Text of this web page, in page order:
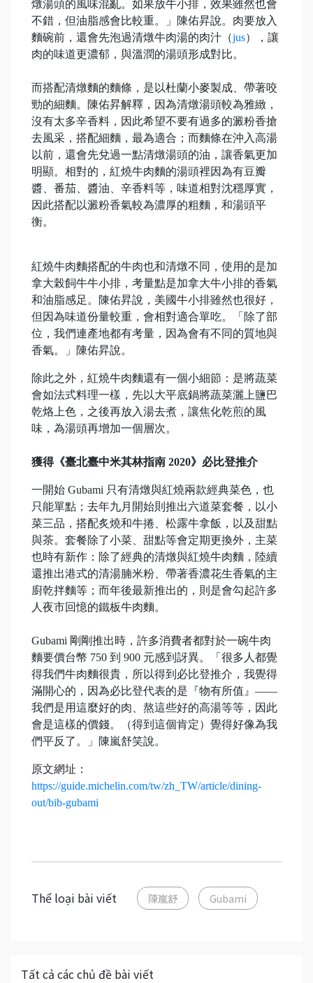
燉湯頭的風味混亂。如果放牛小排，效果雖然也會
不錯，但油脂感會比較重。」陳佑昇說。肉要放入
麵碗前，還會先泡過清燉牛肉湯的肉汁（jus），讓
肉的味道更濃郁，與溫潤的湯頭形成對比。
而搭配清燉麵的麵條，是以杜蘭小麥製成、帶著咬
勁的細麵。陳佑昇解釋，因為清燉湯頭較為雅緻，
沒有太多辛香料，因此希望不要有過多的澱粉香搶
去風采，搭配細麵，最為適合；而麵條在沖入高湯
以前，還會先兌過一點清燉湯頭的油，讓香氣更加
明顯。相對的，紅燒牛肉麵的湯頭裡因為有豆瓣
醬、番茄、醬油、辛香料等，味道相對沈穩厚實，
因此搭配以澱粉香氣較為濃厚的粗麵，和湯頭平
衡。
紅燒牛肉麵搭配的牛肉也和清燉不同，使用的是加
拿大榖飼牛牛小排，考量點是加拿大牛小排的香氣
和油脂感足。陳佑昇說，美國牛小排雖然也很好，
但因為味道份量較重，會相對適合單吃。「除了部
位，我們連產地都有考量，因為會有不同的質地與
香氣。」陳佑昇說。
除此之外，紅燒牛肉麵還有一個小細節：是將蔬菜
會如法式料理一樣，先以大平底鍋將蔬菜灑上鹽巴
乾烙上色，之後再放入湯去煮，讓焦化乾煎的風
味，為湯頭再增加一個層次。
獲得《臺北臺中米其林指南 2020》必比登推介
一開始 Gubami 只有清燉與紅燒兩款經典菜色，也
只能單點；去年九月開始則推出六道菜套餐，以小
菜三品，搭配炙燒和牛捲、松露牛拿飯，以及甜點
與茶。套餐除了小菜、甜點等會定期更換外，主菜
也時有新作：除了經典的清燉與紅燒牛肉麵，陸續
還推出港式的清湯腩米粉、帶著香濃花生香氣的主
廚乾拌麵等；而年後最新推出的，則是會勾起許多
人夜市回憶的鐵板牛肉麵。
Gubami 剛剛推出時，許多消費者都對於一碗牛肉
麵要價台幣 750 到 900 元感到訝異。「很多人都覺
得我們牛肉麵很貴，所以得到必比登推介，我覺得
滿開心的，因為必比登代表的是『物有所值』——
我們是用這麼好的肉、熬這些好的高湯等等，因此
會是這樣的價錢。（得到這個肯定）覺得好像為我
們平反了。」陳嵐舒笑說。
原文網址：
https://guide.michelin.com/tw/zh_TW/article/dining-
out/bib-gubami
Thể loại bài viết 陳嵐舒 Gubami
Tất cả các chủ đề bài viết